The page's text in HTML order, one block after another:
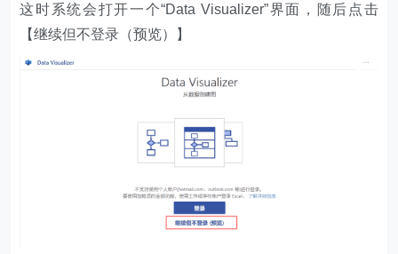
这时系统会打开一个“Data Visualizer”界面，随后点击
【继续但不登录（预览）】